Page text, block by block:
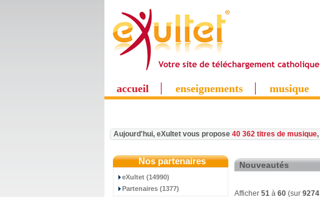
accueil enseignements musique
Aujourd'hui, eXultet vous propose 40 362 titres de musique,
Nos partenaires
eXultet (14990)
Partenaires (1377)
Nouveautés
Afficher 51 à 60 (sur 9274